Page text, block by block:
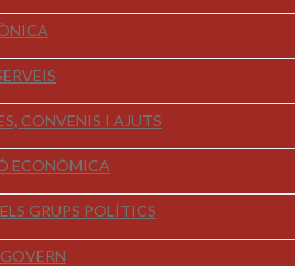
CONVENIS I AJUTS
ECONÒMICA
GRUPS POLÍTICS